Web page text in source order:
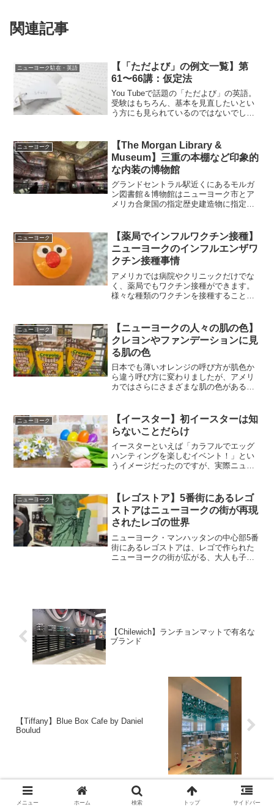
関連記事
ニューヨーク駐在・英語
【「ただよび」の例文一覧】第
61〜66講：仮定法
You Tubeで話題の「ただよび」の英語。
受験はもちろん、基本を見直したいとい
う方にも見られているのではないでしょ
は例文がまとまっていると便利だなと思
い備忘録を兼ねてまとめています。
ニューヨーク
【The Morgan Library &
Museum】三重の本棚など印象的
な内装の博物館
グランドセントラル駅近くにあるモルガ
ン図書館＆博物館はニューヨーク市とア
メリカ合衆国の指定歴史建造物に指定さ
ではありませんが、小学生くらいの子で
あれば興味のある子もいると思います。
ニューヨーク
【薬局でインフルワクチン接種】
ニューヨークのインフルエンザワ
クチン接種事情
アメリカでは病院やクリニックだけでな
く、薬局でもワクチン接種ができます。
様々な種類のワクチンを接種することが
ニューヨーク
【ニューヨークの人々の肌の色】
クレヨンやファンデーションに見
る肌の色
日本でも薄いオレンジの呼び方が肌色か
ら違う呼び方に変わりましたが、アメリ
カではさらにさまざまな肌の色があるの
エーションも多く、とても興味深いで
す。
ニューヨーク
【イースター】初イースターは知
らないことだらけ
イースターといえば「カラフルでエッグ
ハンティングを楽しむイベント！」とい
うイメージだったのですが、実際ニュー
の持つ意味や子供たちが体験したイベン
トなどについてご紹介します。
ニューヨーク
【レゴストア】5番街にあるレゴ
ストアはニューヨークの街が再現
されたレゴの世界
ニューヨーク・マンハッタンの中心部5番
街にあるレゴストアは、レゴで作られた
ニューヨークの街が広がる、大人も子供
【Chilewich】ランチョンマットで有名な
ブランド
【Tiffany】Blue Box Cafe by Daniel
Boulud
メニュー ホーム 検索 トップ サイドバー